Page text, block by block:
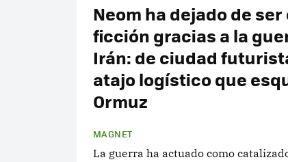
Neom ha dejado de
ficción gracias a la
Irán: de ciudad
atajo logístico que
Ormuz
MAGNET
La guerra ha actuado como